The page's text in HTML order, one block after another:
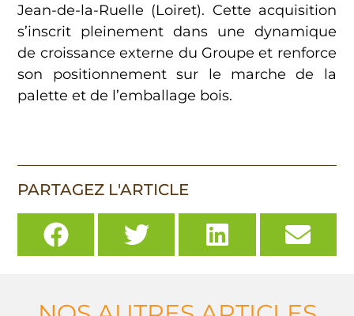
Jean-de-la-Ruelle (Loiret). Cette acquisition
s’inscrit pleinement dans une dynamique
de croissance externe du Groupe et renforce
son positionnement sur le marche de la
palette et de l’emballage bois.
PARTAGEZ L'ARTICLE